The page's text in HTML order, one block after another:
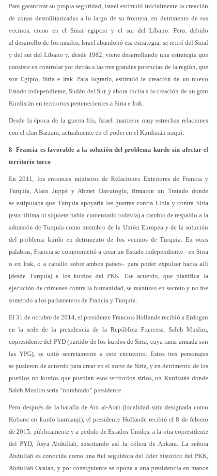
Para garantizar su propia seguridad, Israel estimuló inicialmente la creación
de zonas desmilitarizadas a lo largo de su frontera, en detrimento de sus
vecinos, como en el Sinaí egipcio y el sur del Líbano. Pero, debido
al desarrollo de los misiles, Israel abandonó esa estrategia, se retiró del Sinaí
y del sur del Líbano y, desde 1982, viene desarrollando una estrategia que
consiste en controlar por detrás a las tres grandes potencias de la región, que
son Egipto, Siria e Irak. Para lograrlo, estimuló la creación de un nuevo
Estado independiente, Sudán del Sur, y ahora incita a la creación de un gran
Kurdistán en territorios pertenecientes a Siria e Irak.
Desde la época de la guerra fría, Israel mantiene muy estrechas relaciones
con el clan Barzani, actualmente en el poder en el Kurdistán iraquí.
8- Francia es favorable a la solución del problema kurdo sin afectar el
territorio turco
En 2011, los entonces ministros de Relaciones Exteriores de Francia y
Turquía, Alain Juppé y Ahmet Davutoglu, firmaron un Tratado donde
se estipulaba que Turquía apoyaría las guerras contra Libia y contra Siria
(esta última ni siquiera había comenzado todavía) a cambio de respaldo a la
admisión de Turquía como miembro de la Unión Europea y de la solución
del problema kurdo en detrimento de los vecinos de Turquía. En otras
palabras, Francia se comprometió a crear un Estado independiente –en Siria
o en Irak, o a caballo sobre ambos países– para poder expulsar hacia allí
[desde Turquía] a los kurdos del PKK. Ese acuerdo, que planifica la
ejecución de crímenes contra la humanidad, se mantuvo en secreto y no fue
sometido a los parlamentos de Francia y Turquía.
El 31 de octubre de 2014, el presidente Francois Hollande recibió a Erdogan
en la sede de la presidencia de la República Francesa. Saleh Muslim,
copresidente del PYD (partido de los kurdos de Siria, cuya rama armada son
las YPG), se unió secretamente a este encuentro. Estos tres personajes
se pusieron de acuerdo para crear en el norte de Siria, y en detrimento de los
pueblos no kurdos que pueblan esos territorios sirios, un Kurdistán donde
Saleh Muslim sería “nombrado” presidente.
Pero después de la batalla de Ain al-Arab (localidad siria designada como
Kobane en kurdo kurmanji), el presidente Hollande recibió el 8 de febrero
de 2015, públicamente y a pedido de Estados Unidos, a la otra copresidente
del PYD, Asya Abdullah, suscitando así la cólera de Ankara. La señora
Abdullah es conocida como una fiel seguidora del líder histórico del PKK,
Abdullah Ocalan, y por consiguiente se opone a una presidencia en manos